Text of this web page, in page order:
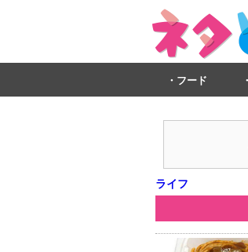
フード
ライフ